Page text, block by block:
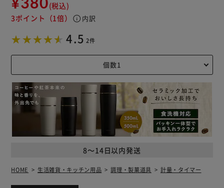
(税込)
3ポイント （1倍） info 内訳
4.5 2件
8～14日以内発送
HOME 生活雑貨・キッチン用品 調理・製菓道具 計量・タイマー